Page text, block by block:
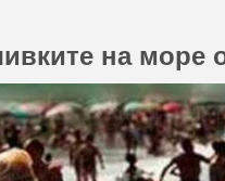
на море